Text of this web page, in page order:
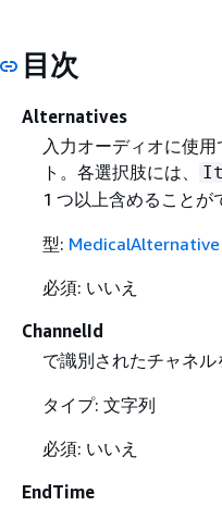
目次
Alternatives
入力オーディオに使
ト。各選択肢には、
1 つ以上含めることが
型: MedicalAlternative
必須: いいえ
ChannelId
で識別されたチャネル
タイプ: 文字列
必須: いいえ
EndTime